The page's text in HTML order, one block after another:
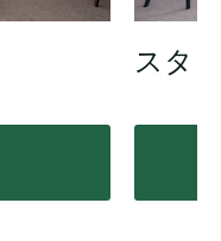
スタ